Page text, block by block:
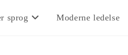
sprog Moderne ledelse